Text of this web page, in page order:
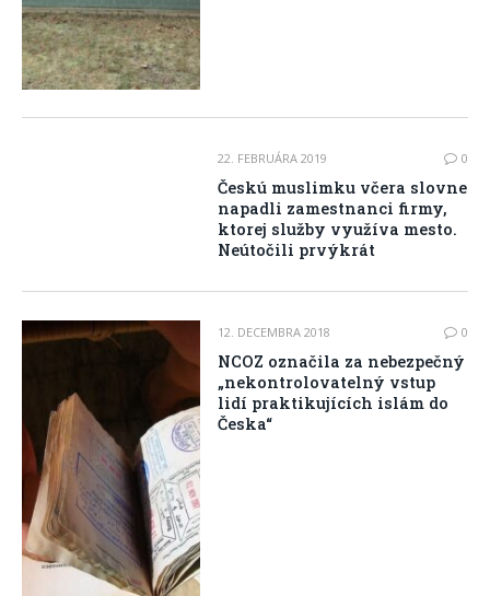
22. FEBRUÁRA 2019 0
Českú muslimku včera slovne
napadli zamestnanci firmy,
ktorej služby využíva mesto.
Neútočili prvýkrát
12. DECEMBRA 2018 0
NCOZ označila za nebezpečný
„nekontrolovatelný vstup
lidí praktikujících islám do
Česka“